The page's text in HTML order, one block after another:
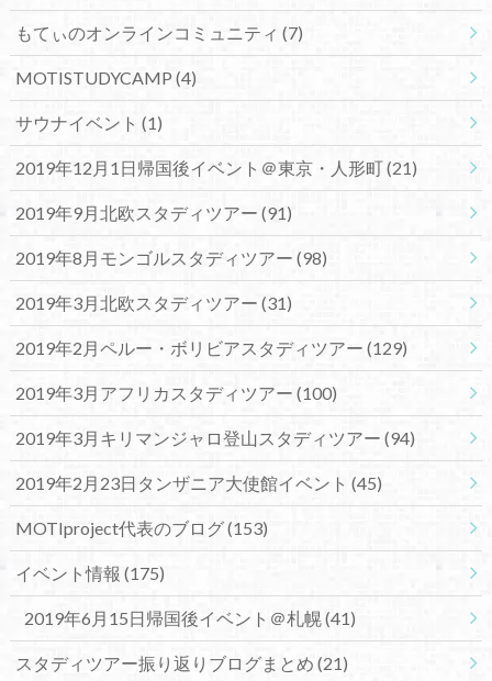
もてぃのオンラインコミュニティ (7)
MOTISTUDYCAMP (4)
サウナイベント (1)
2019年12月1日帰国後イベント＠東京・人形町(21)
2019年9月北欧スタディツアー (91)
2019年8月モンゴルスタディツアー (98)
2019年3月北欧スタディツアー (31)
2019年2月ペルー・ボリビアスタディツアー (129)
2019年3月アフリカスタディツアー (100)
2019年3月キリマンジャロ登山スタディツアー (94)
2019年2月23日タンザニア大使館イベント (45)
MOTIproject代表のブログ(153)
イベント情報 (175)
2019年6月15日帰国後イベント＠札幌(41)
スタディツアー振り返りブログまとめ (21)